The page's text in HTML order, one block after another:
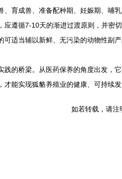
、育成兽、准备配种期、妊娠期、哺
应遵循7-10天的渐进过渡原则，并密
可适当辅以新鲜、无污染的动物性副
的桥梁。从医药保养的角度出发，
能实现狐貉养殖业的健康、可持续发
如若转载，请